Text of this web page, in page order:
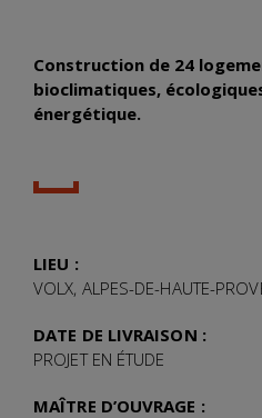
Construction de 24
bioclimatiques,
énergétique.
LIEU :
VOLX, ALPES-DE-HAUTE-
DATE DE LIVRAISON :
PROJET EN ÉTUDE
MAÎTRE D’OUVRAGE :